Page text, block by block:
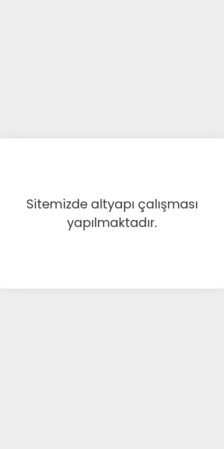
Sitemizde altyapı çalışması
yapılmaktadır.